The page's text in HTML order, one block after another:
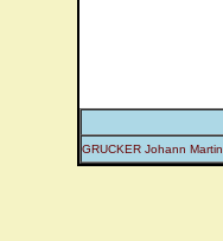
GRUCKER Johann Martin